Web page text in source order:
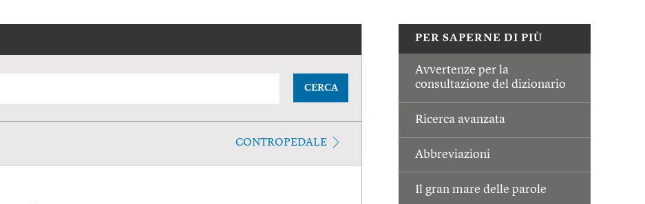
PER SAPERNE DI PIÙ
Avvertenze per la
consultazione del dizionario
Ricerca avanzata
Abbreviazioni
Il gran mare delle parole
CERCA
CONTROPEDALE